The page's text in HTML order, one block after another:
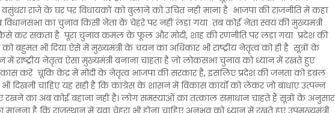
वसुंधरा राजे के घर पर विधायकों को बुलाने को उचित नहीं माना है भाजपा की राजनीति में कहा
विधानसभा का चुनाव किसी नेता के चेहरे पर नहीं लड़ा गया तब कोई नेता स्वयं की मुख्यमंत्री
कर सकता है पूरा चुनाव कमल के फूल और मोदी, शाह की रणनीति पर लड़ा गया प्रदेश की
बहुमत भी दिया ऐसे में मुख्यमंत्री के चयन का अधिकार भी राष्ट्रीय नेतृत्व को ही है सूत्रों के
में राष्ट्रीय नेतृत्व ऐसा मुख्यमंत्री बनाना चाहता है जो लोकसभा चुनाव को ध्यान में रखते हुए
करें चूंकि केंद्र में मोदी के नेतृत्व भाजपा की सरकार है, इसलिए प्रदेश की जनता को डबल
दिखनी चाहिए यह सही है कि कांग्रेस के शासन में विकास कार्यों को लेकर जो बाधाए उत्पन्न
रखने का अब कोई बहाना नहीं है। लोग समस्याओं का तत्काल समाधान चाहते हैं सूत्रों के अनुसार
मानना है कि राजस्थान में युवा चेहरा भी होना चाहिए अनुभव को ध्यान में रखते हुए उपमुख्यमंत्री